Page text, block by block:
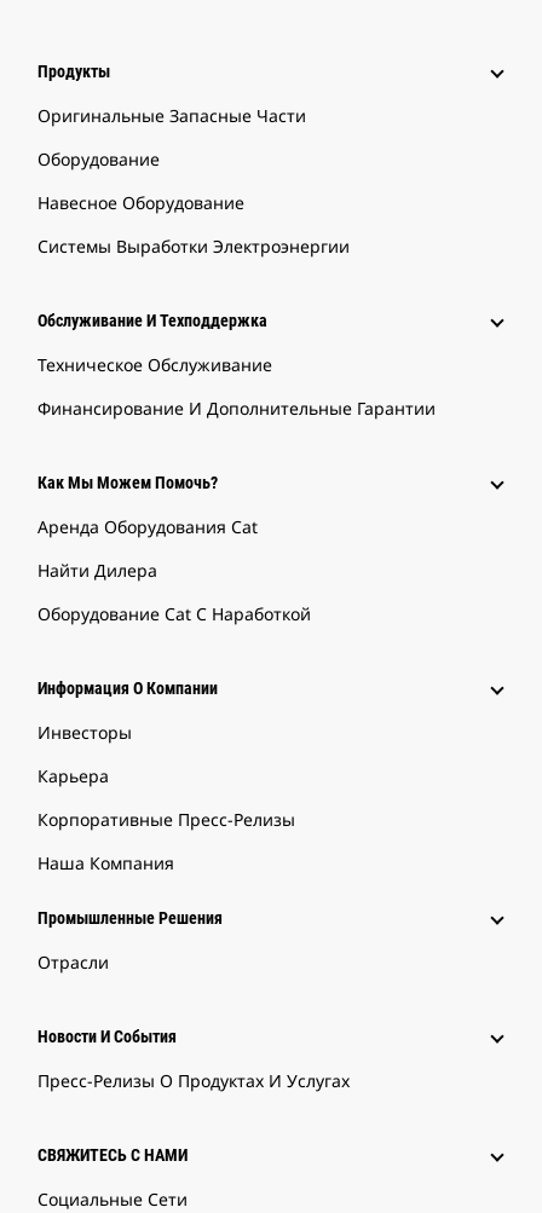
Продукты
Оригинальные Запасные Части
Оборудование
Навесное Оборудование
Системы Выработки Электроэнергии
Обслуживание И Техподдержка
Техническое Обслуживание
Финансирование И Дополнительные Гарантии
Как Мы Можем Помочь?
Аренда Оборудования Cat
Найти Дилера
Оборудование Cat С Наработкой
Информация О Компании
Инвесторы
Карьера
Корпоративные Пресс-Релизы
Наша Компания
Промышленные Решения
Отрасли
Новости И События
Пресс-Релизы О Продуктах И Услугах
СВЯЖИТЕСЬ С НАМИ
Социальные Сети